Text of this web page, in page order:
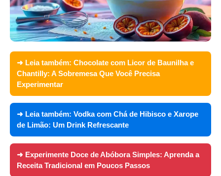
➜ Leia também: Chocolate com Licor de Baunilha e
Chantilly: A Sobremesa Que Você Precisa
Experimentar
➜ Leia também: Vodka com Chá de Hibisco e Xarope
de Limão: Um Drink Refrescante
➜ Experimente Doce de Abóbora Simples: Aprenda a
Receita Tradicional em Poucos Passos